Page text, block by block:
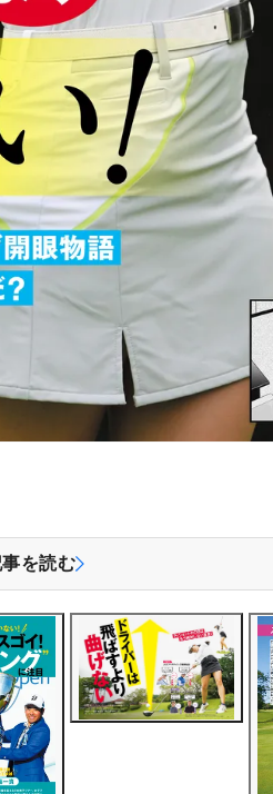
を読む